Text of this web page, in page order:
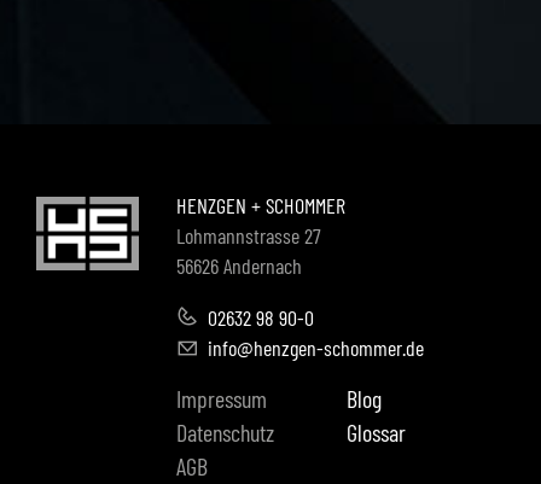
HENZGEN + SCHOMMER
Lohmannstrasse 27
56626 Andernach
02632 98 90-0
info@henzgen-schommer.de
Impressum
Datenschutz
AGB
Blog
Glossar